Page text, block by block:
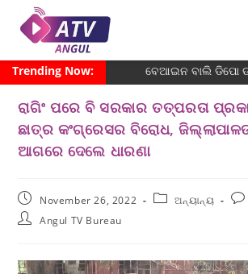
Trending Now: ବେଆଇନ ବାଲି ଡିପୋ
ରାଗିଂ ପରେ ବି ସରକାର ତତ୍ପରତା
ଛାତ୍ର କଂଗ୍ରେସର ବିରୋଧ,
ଆଗରେ ଦେଲେ ଧାରଣା
November 26, 2022 ଅନ୍ୟାନ୍ୟ
Angul TV Bureau